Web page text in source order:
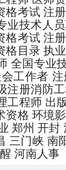
格考试 注
业技术人
格考试 注
格目录 执
全国专业
工作者
注册消防
工程师 出
资格 环境
郑州 开封
三门峡 南
河南人事